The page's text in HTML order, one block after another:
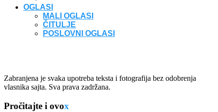
OGLASI
MALI OGLASI
ČITULJE
POSLOVNI OGLASI
Zabranjena je svaka upotreba teksta i fotografija bez odobrenja
vlasnika sajta. Sva prava zadržana.
Pročitajte i ovox